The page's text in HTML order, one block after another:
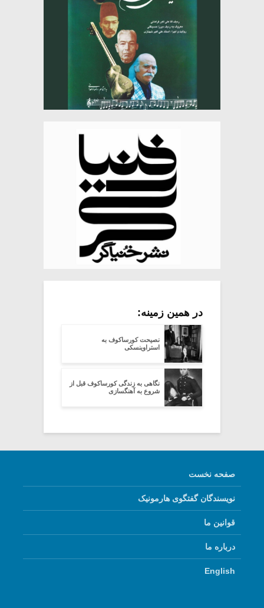
در همین زمینه:
نصیحت کورساکوف به
استراوینسکی
نگاهی به زندگی کورساکوف قبل از
شروع به آهنگسازی
صفحه نخست
نویسندگان گفتگوی هارمونیک
قوانین ما
درباره ما
English